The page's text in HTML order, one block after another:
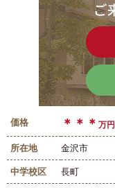
価格 ＊＊＊ 万円
所在地 金沢市
中学校区 長町